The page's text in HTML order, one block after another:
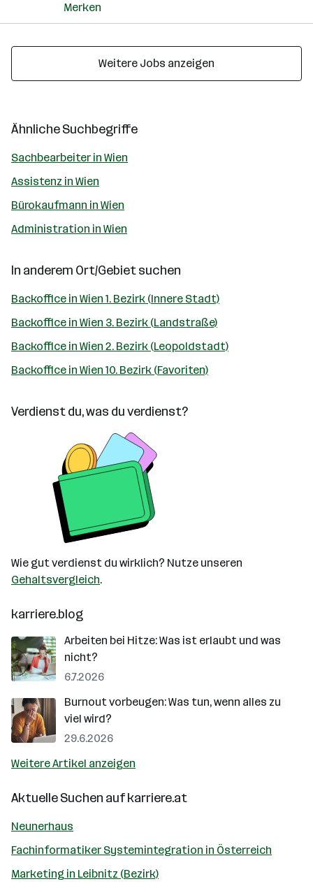
Merken
Weitere Jobs anzeigen
Ähnliche Suchbegriffe
Sachbearbeiter in Wien
Assistenz in Wien
Bürokaufmann in Wien
Administration in Wien
In anderem Ort/Gebiet suchen
Backoffice in Wien 1. Bezirk (Innere Stadt)
Backoffice in Wien 3. Bezirk (Landstraße)
Backoffice in Wien 2. Bezirk (Leopoldstadt)
Backoffice in Wien 10. Bezirk (Favoriten)
Verdienst du, was du verdienst?
Wie gut verdienst du wirklich? Nutze unseren
Gehaltsvergleich.
karriere.blog
Arbeiten bei Hitze: Was ist erlaubt und was
nicht?
6.7.2026
Burnout vorbeugen: Was tun, wenn alles zu
viel wird?
29.6.2026
Weitere Artikel anzeigen
Aktuelle Suchen aufkarriere.at
Neunerhaus
Fachinformatiker Systemintegration in Österreich
Marketing in Leibnitz (Bezirk)